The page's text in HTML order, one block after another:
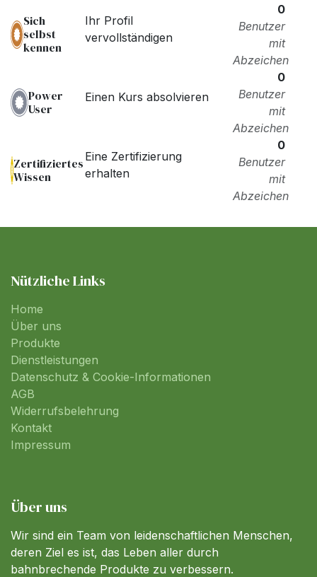
Sich
selbst
kennen
Ihr Profil
vervollständigen
0
Benutzer
mit
Abzeichen
Power
User
Einen Kurs absolvieren
0
Benutzer
mit
Abzeichen
Zertifiziertes
Wissen
Eine Zertifizierung
erhalten
0
Benutzer
mit
Abzeichen
Nützliche Links
Home
Über uns
Produkte
Dienstleistungen
Datenschutz & Cookie-Informationen
AGB
Widerrufsbelehrung
Kontakt
Impressum
Über uns
Wir sind ein Team von leidenschaftlichen Menschen,
deren Ziel es ist, das Leben aller durch
bahnbrechende Produkte zu verbessern.